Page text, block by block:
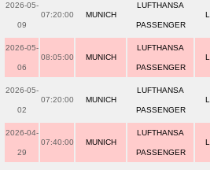
2026-05-
09
07:20:00 MUNICH
LUFTHANSA
PASSENGER
2026-05-
06
08:05:00 MUNICH
LUFTHANSA
PASSENGER
2026-05-
02
07:20:00 MUNICH
LUFTHANSA
PASSENGER
2026-04-
29
07:40:00 MUNICH
LUFTHANSA
PASSENGER